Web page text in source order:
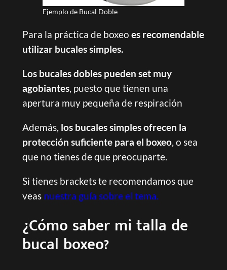
Ejemplo de Bucal Doble
Para la práctica de boxeo es recomendable
utilizar bucales simples.
Los bucales dobles pueden set muy
agobiantes, puesto que tienen una
apertura muy pequeña de respiración
Además, los bucales simples ofrecen la
protección suficiente para el boxeo, o sea
que no tienes de que preocuparte.
Si tienes brackets te recomendamos que
veas nuestra guía sobre el tema.
¿Cómo saber mi talla de
bucal boxeo?